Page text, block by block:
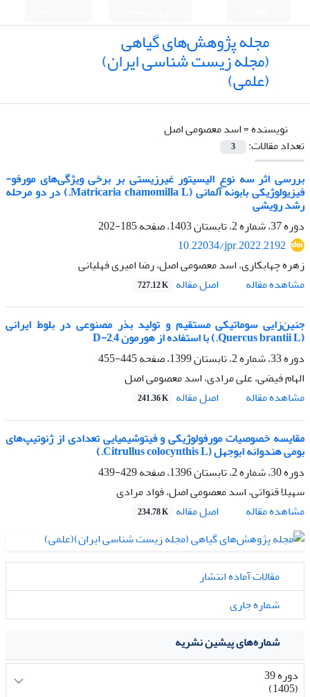
مجله پژوهش‌های گیاهی
(مجله زیست شناسی ایران)
(علمی)
نویسنده =اسد معصومی اصل
تعداد مقالات:
3
بررسی اثر سه نوع الیسیتور غیرزیستی بر برخی ویژگی‌های مورفو-
فیزیولوژیکی بابونه آلمانی (Matricaria chamomilla L.) در دو مرحله
رشد رویشی
دوره 37، شماره 2، تابستان 1403، صفحه
185-202
10.22034/jpr.2022.2192
زهره چهابکاری، اسد معصومی اصل، رضا امیری فهلیانی
مشاهده مقاله
اصل مقاله 727.12 K
جنین‌زایی سوماتیکی مستقیم و تولید بذر مصنوعی در بلوط ایرانی
(Quercus brantii L.) با استفاده از هورمون 2,4-D
دوره 33، شماره 2، تابستان 1399، صفحه
445-455
الهام فیضی، علی مرادی، اسد معصومی اصل
مشاهده مقاله
اصل مقاله 241.36 K
مقایسه خصوصیات مورفولوژیکی و فیتوشیمیایی تعدادی از ژنوتیپ‌های
بومی هندوانه ابوجهل (Citrullus colocynthis L.)
دوره 30، شماره 2، تابستان 1396، صفحه
429-439
سهیلا قنواتی، اسد معصومی اصل، فواد مرادی
مشاهده مقاله
اصل مقاله 234.78 K
مقالات آماده انتشار
شماره جاری
شماره‌های پیشین نشریه
دوره 39
(1405)